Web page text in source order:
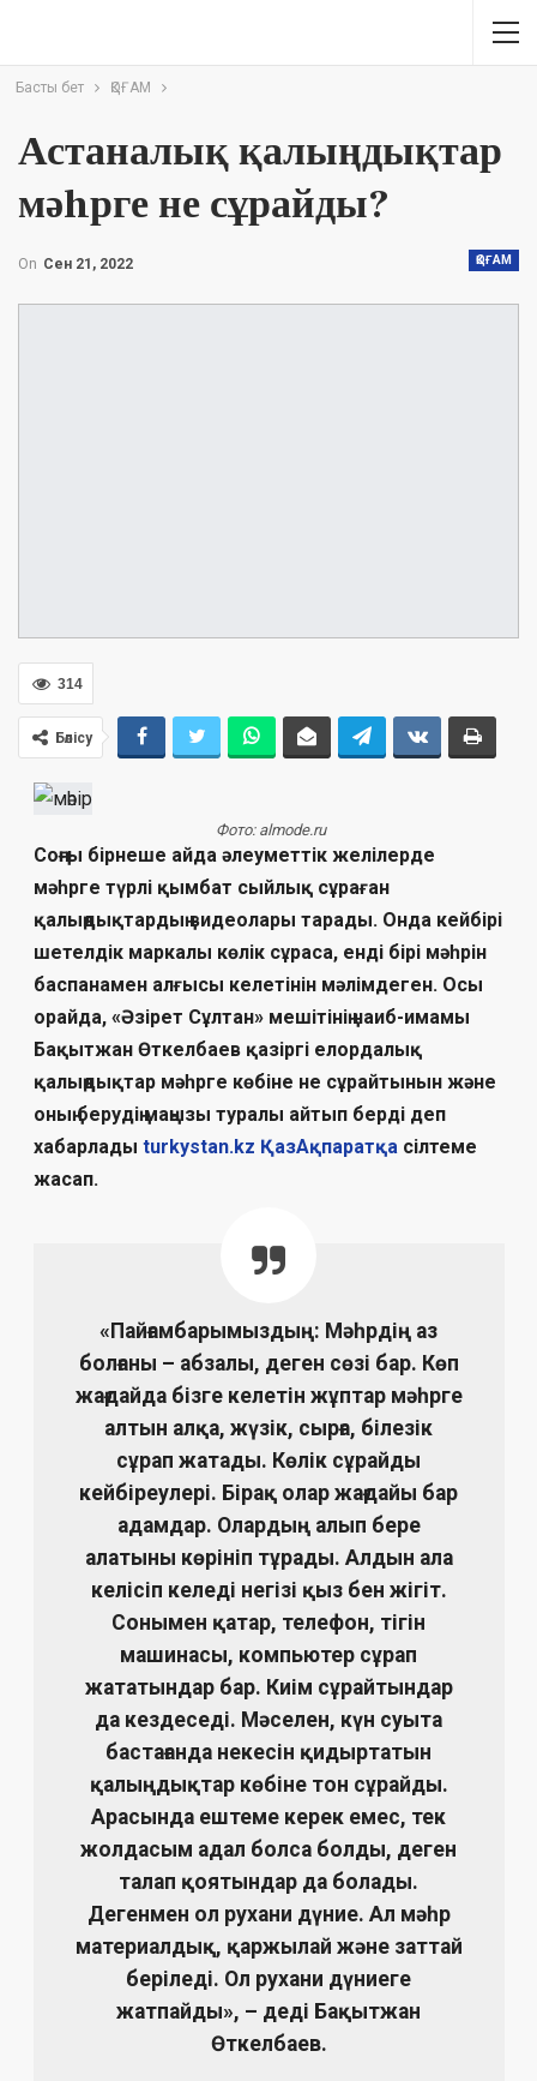
Басты бет ҚОҒАМ
Астаналық қалыңдықтар
мәhрге не сұрайды?
ҚОҒАМ
On Сен 21, 2022
314
Бөлісу
Фото: almode.ru
Соңғы бірнеше айда әлеуметтік желілерде
мәһрге түрлі қымбат сыйлық сұраған
қалыңдықтардың видеолары тарады. Онда кейбірі
шетелдік маркалы көлік сұраса, енді бірі мәһрін
баспанамен алғысы келетінін мәлімдеген. Осы
орайда, «Әзірет Сұлтан» мешітінің наиб-имамы
Бақытжан Өткелбаев қазіргі елордалық
қалыңдықтар мәһрге көбіне не сұрайтынын және
оның берудің маңызы туралы айтып берді деп
хабарлады turkystan.kz ҚазАқпаратқасілтеме
жасап.
«Пайғамбарымыздың: Мәһрдің аз
болғаны – абзалы, деген сөзі бар. Көп
жағдайда бізге келетін жұптар мәһрге
алтын алқа, жүзік, сырға, білезік
сұрап жатады. Көлік сұрайды
кейбіреулері. Бірақ олар жағдайы бар
адамдар. Олардың алып бере
алатыны көрініп тұрады. Алдын ала
келісіп келеді негізі қыз бен жігіт.
Сонымен қатар, телефон, тігін
машинасы, компьютер сұрап
жататындар бар. Киім сұрайтындар
да кездеседі. Мәселен, күн суыта
бастағанда некесін қидыртатын
қалыңдықтар көбіне тон сұрайды.
Арасында ештеме керек емес, тек
жолдасым адал болса болды, деген
талап қоятындар да болады.
Дегенмен ол рухани дүние. Ал мәһр
материалдық, қаржылай және заттай
беріледі. Ол рухани дүниеге
жатпайды», – деді Бақытжан
Өткелбаев.